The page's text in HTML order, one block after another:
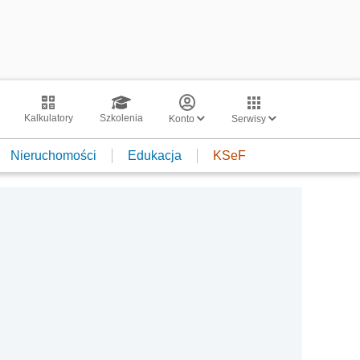
Kalkulatory Szkolenia Konto Serwisy
Nieruchomości Edukacja KSeF